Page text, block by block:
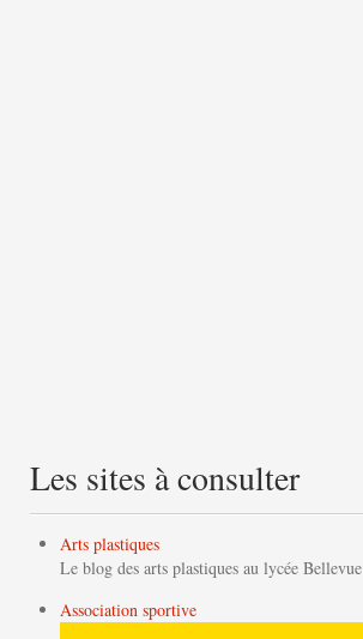
Les sites à consulter
Arts plastiques
Le blog des arts plastiques au lycée Bellevue
Association sportive